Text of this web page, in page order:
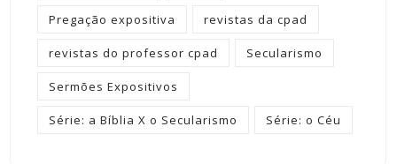
Pregação expositiva revistas da cpad
revistas do professor cpad Secularismo
Sermões Expositivos
Série: a Bíblia X o Secularismo Série: o Céu